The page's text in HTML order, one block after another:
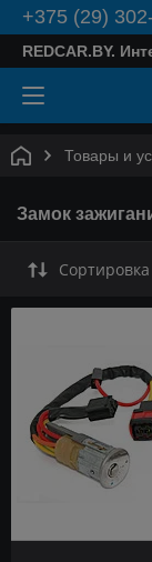
+375 (29)
REDCAR.BY.
Товары и
Замок
Сортировка